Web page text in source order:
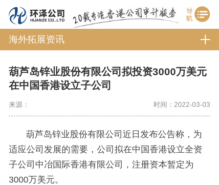
海外拓展资讯
葫芦岛锌业股份有限公司拟投资3000万美元
在中国香港设立子公司
来源： 时间：2022-03-03
葫芦岛锌业股份有限公司近日发布公告称，为
适应公司发展的需要，公司拟在中国香港设立全资
子公司中冶国际香港有限公司，注册资本暂定为
3000万美元。